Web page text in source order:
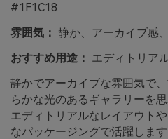
#1F1C18
雰囲気： 静か、アーカイブ感
おすすめ用途： エディトリア
静かでアーカイブな雰囲気で
らかな光のあるギャラリーを
エディトリアルなレイアウト
なパッケージングで活躍しま